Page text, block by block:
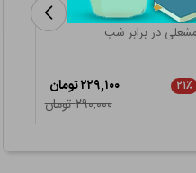
مشعلی در برابر شب
۲۱٪
۲۲۹,۱۰۰ تومان
۲۹۰,۰۰۰ تومان